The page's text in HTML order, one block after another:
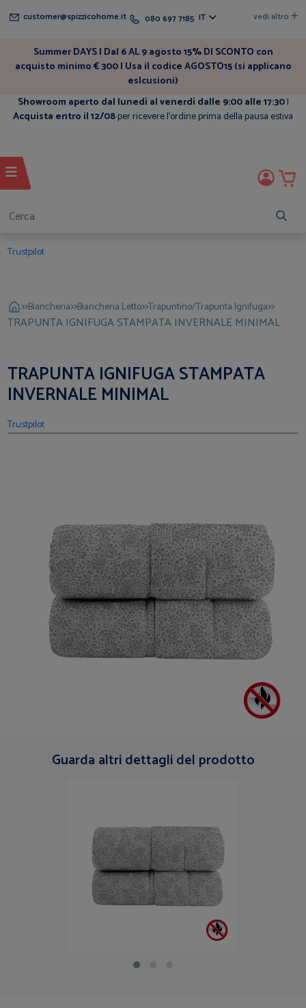
customer@spizzicohome.it 080 697 7185 IT vedi altro
Summer DAYS | Dal 6 AL 9 agosto 15% DI SCONTO con
acquisto minimo € 300 | Usa il codice AGOSTO15 (si applicano
eslcusioni)
Showroom aperto dal lunedì al venerdì dalle 9:00 alle 17:30|
Acquista entro il 12/08per ricevere l'ordine prima della pausa estiva
Trustpilot
>>Biancheria>>Biancheria Letto>>Trapuntino/Trapunta Ignifuga>>
TRAPUNTA IGNIFUGA STAMPATA INVERNALE MINIMAL
TRAPUNTA IGNIFUGA STAMPATA
INVERNALE MINIMAL
Trustpilot
Guarda altri dettagli del prodotto